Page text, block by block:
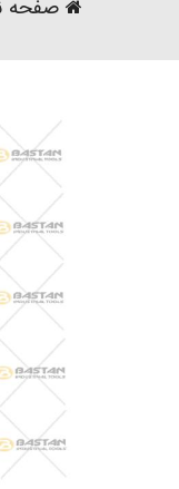
صفحه